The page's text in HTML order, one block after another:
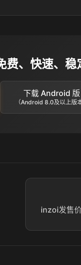
费、快速、稳
下载 Android 版
（Android 8.0及以上版本
inzoi发售